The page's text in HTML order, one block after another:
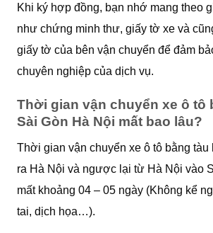
Khi ký hợp đồng, bạn nhớ mang theo
như chứng minh thư, giấy tờ xe và
giấy tờ của bên vận chuyển để đảm
chuyên nghiệp của dịch vụ.
Thời gian vận chuyển xe ô tô
Sài Gòn Hà Nội mất bao lâu?
Thời gian vận chuyển xe ô tô bằng tàu
ra Hà Nội và ngược lại từ Hà Nội vào
mất khoảng 04 – 05 ngày (Không kể
tai, dịch họa…).